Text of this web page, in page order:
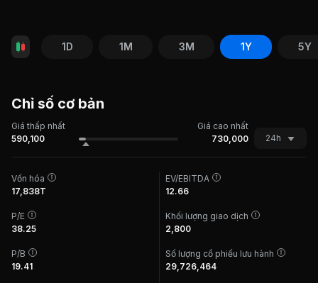
1D 1M 3M 1Y 5Y
Chỉ số cơ bản
Giá thấp nhất
Giá cao nhất
590,100
730,000 24h
Vốn hóa
17,838T
P/E
38.25
P/B
19.41
EV/EBITDA
12.66
Khối lượng giao dịch
2,800
Số lượng cổ phiếu lưu hành
29,726,464